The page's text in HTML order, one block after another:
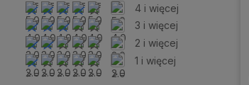
4 i więcej
3 i więcej
2 i więcej
1 i więcej